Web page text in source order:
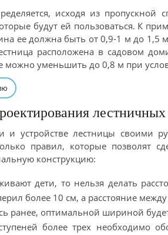
исходя из пропускной
будут ей пользоваться. К
ее должна быть от 0,9-1 м до 1,5
расположена в садовом
можно уменьшить до 0,8 м при
и устройстве лестницы своими
правил, которые позволят
конструкцию:
дети, то нельзя делать
более 10 см, а расстояние
ранее, оптимальной шириной
более трех необходимо